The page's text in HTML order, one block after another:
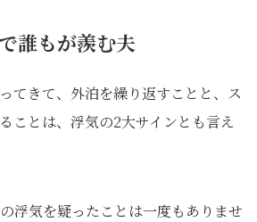
誰もが羨む夫
てきて、外泊を繰り返すことと、ス
ことは、浮気の2大サインとも言え
浮気を疑ったことは一度もありませ